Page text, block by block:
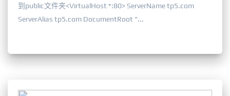
到public文件夹<VirtualHost *:80> ServerName tp5.com
ServerAlias tp5.com DocumentRoot "...